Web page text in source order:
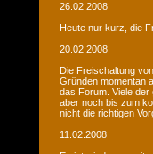
26.02.2008
Heute nur kurz, die
20.02.2008
Die Freischaltung
Gründen momentan
das Forum. Viele
aber noch bis zum
nicht die richtigen
11.02.2008